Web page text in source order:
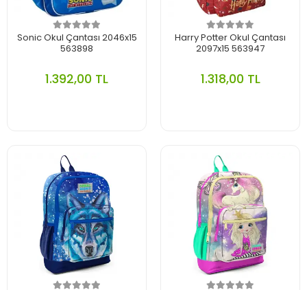
Sonic Okul Çantası 2046x15
563898
1.392,00 TL
Harry Potter Okul Çantası
2097x15 563947
1.318,00 TL